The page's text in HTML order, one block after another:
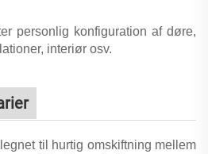
personlig konfiguration af døre,
interiør osv.
til hurtig omskiftning mellem